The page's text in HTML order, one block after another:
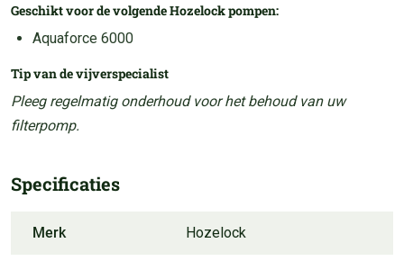
Geschikt voor de volgende Hozelock pompen:
Aquaforce 6000
Tip van de vijverspecialist
Pleeg regelmatig onderhoud voor het behoud van uw
filterpomp.
Specificaties
Merk Hozelock